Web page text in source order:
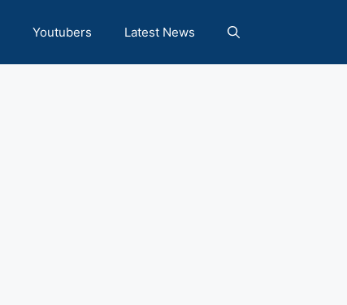
Youtubers Latest News